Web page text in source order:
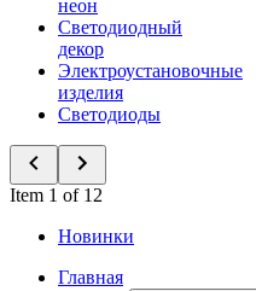
неон
Светодиодный
декор
Электроустановочные
изделия
Светодиоды
Item 1 of 12
Новинки
Главная